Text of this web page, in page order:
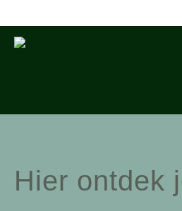
Hier ontdek